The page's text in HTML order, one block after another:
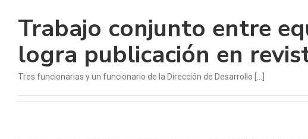
Trabajo conjunto entre
logra publicación en
Tres funcionarias y un funcionario de la Dirección de Desarrollo [...]